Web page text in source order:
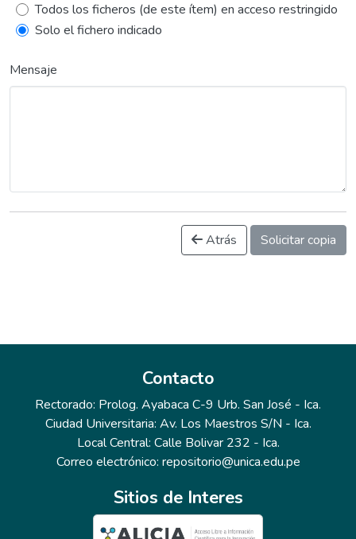
Todos los ficheros (de este ítem) en acceso restringido
Solo el fichero indicado
Mensaje
Atrás Solicitar copia
Contacto
Rectorado: Prolog. Ayabaca C-9 Urb. San José - Ica.
Ciudad Universitaria: Av. Los Maestros S/N - Ica.
Local Central: Calle Bolivar 232 - Ica.
Correo electrónico: repositorio@unica.edu.pe
Sitios de Interes